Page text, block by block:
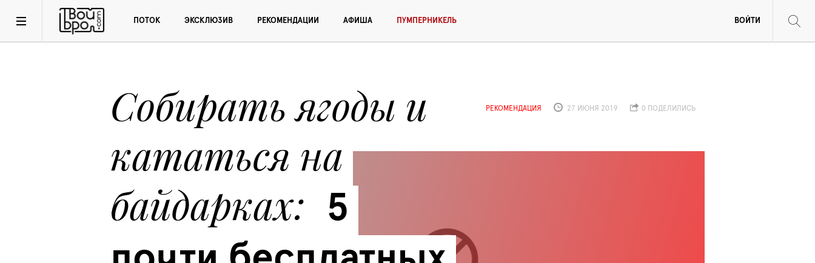
ПОТОК ЭКСКЛЮЗИВ РЕКОМЕНДАЦИИ АФИША ПУМПЕРНИКЕЛЬ ВОЙТИ
Собирать ягоды и
кататься на
байдарках
5
РЕКОМЕНДАЦИЯ 27 ИЮНЯ 2019 0 ПОДЕЛИЛИСЬ